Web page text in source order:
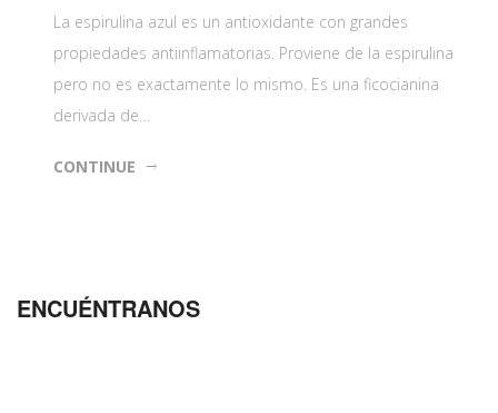
La espirulina azul es un antioxidante con grandes
propiedades antiinflamatorias. Proviene de la espirulina
pero no es exactamente lo mismo. Es una ficocianina
derivada de…
CONTINUE
ENCUÉNTRANOS